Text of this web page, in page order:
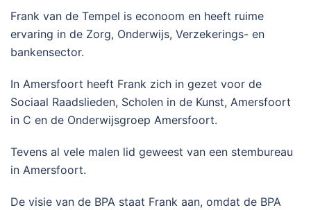
Frank van de Tempel is econoom en heeft ruime
ervaring in de Zorg, Onderwijs, Verzekerings- en
bankensector.
In Amersfoort heeft Frank zich in gezet voor de
Sociaal Raadslieden, Scholen in de Kunst, Amersfoort
in C en de Onderwijsgroep Amersfoort.
Tevens al vele malen lid geweest van een stembureau
in Amersfoort.
De visie van de BPA staat Frank aan, omdat de BPA